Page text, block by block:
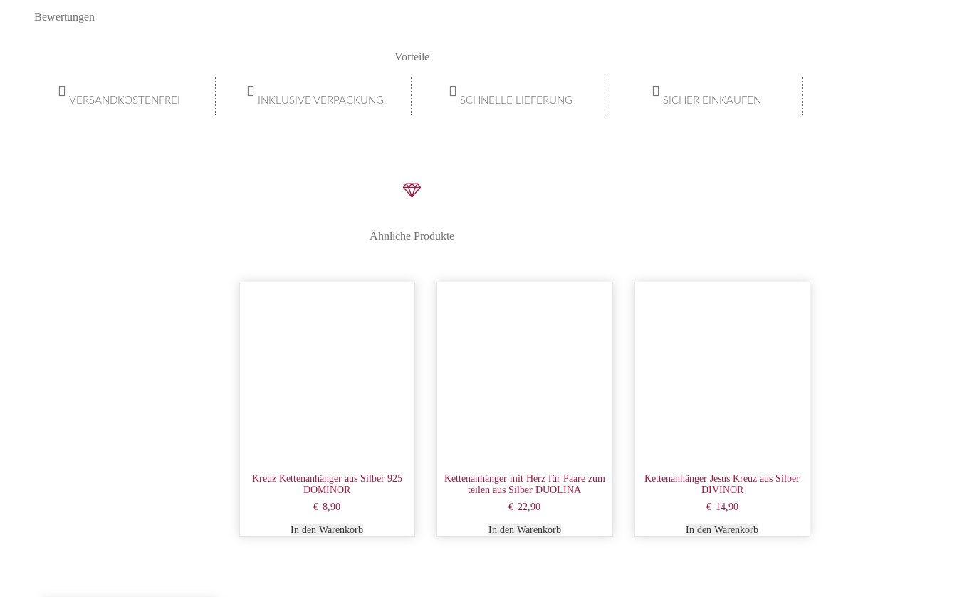
Bewertungen
Vorteile
VERSANDKOSTENFREI INKLUSIVE VERPACKUNG SCHNELLE LIEFERUNG SICHER EINKAUFEN
Ähnliche Produkte
Kreuz Kettenanhänger aus Silber 925
DOMINOR
€ 8,90
In den Warenkorb
Kettenanhänger mit Herz für Paare zum
teilen aus Silber DUOLINA
€ 22,90
In den Warenkorb
Kettenanhänger Jesus Kreuz aus Silber
DIVINOR
€ 14,90
In den Warenkorb